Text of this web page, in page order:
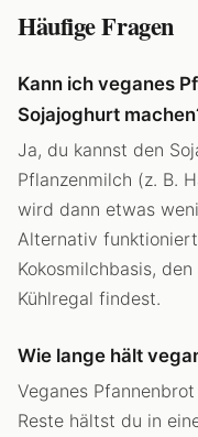
Häufige Fragen
Kann ich veganes
Sojajoghurt
Ja, du kannst den
Pflanzenmilch (z. B.
wird dann etwas
Alternativ
Kokosmilchbasis,
Kühlregal findest.
Wie lange hält
Veganes
Reste hältst du in